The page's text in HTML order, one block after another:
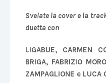
Svelate la cover e la
duetta con
LIGABUE, CARMEN
BRIGA, FABRIZIO
ZAMPAGLIONE e LUCA